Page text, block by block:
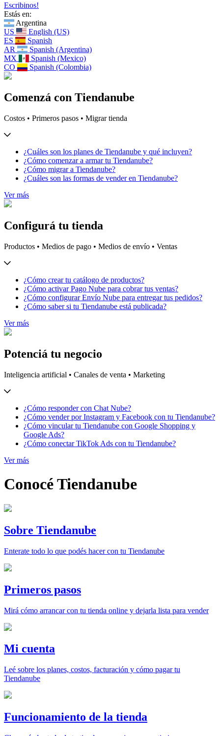
Escribinos!
Estás en:
Argentina
US
English (US)
ES
Spanish
AR
Spanish (Argentina)
MX
Spanish (Mexico)
CO
Spanish (Colombia)
Comenzá con Tiendanube
Costos • Primeros pasos • Migrar tienda
¿Cuáles son los planes de Tiendanube y qué incluyen?
¿Cómo comenzar a armar tu Tiendanube?
¿Cómo migrar a Tiendanube?
¿Cuáles son las formas de vender en Tiendanube?
Ver más
Configurá tu tienda
Productos • Medios de pago • Medios de envío • Ventas
¿Cómo crear tu catálogo de productos?
¿Cómo activar Pago Nube para cobrar tus ventas?
¿Cómo configurar Envío Nube para entregar tus pedidos?
¿Cómo saber si tu Tiendanube está publicada?
Ver más
Potenciá tu negocio
Inteligencia artificial • Canales de venta • Marketing
¿Cómo responder con Chat Nube?
¿Cómo vender por Instagram y Facebook con tu Tiendanube?
¿Cómo vincular tu Tiendanube con Google Shopping y
Google Ads?
¿Cómo conectar TikTok Ads con tu Tiendanube?
Ver más
Conocé Tiendanube
Sobre Tiendanube
Enterate todo lo que podés hacer con tu Tiendanube
Primeros pasos
Mirá cómo arrancar con tu tienda online y dejarla lista para vender
Mi cuenta
Leé sobre los planes, costos, facturación y cómo pagar tu
Tiendanube
Funcionamiento de la tienda